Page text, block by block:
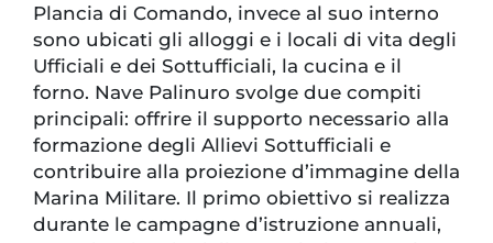
Plancia di Comando, invece al suo interno
sono ubicati gli alloggi e i locali di vita degli
Ufficiali e dei Sottufficiali, la cucina e il
forno. Nave Palinuro svolge due compiti
principali: offrire il supporto necessario alla
formazione degli Allievi Sottufficiali e
contribuire alla proiezione d’immagine della
Marina Militare. Il primo obiettivo si realizza
durante le campagne d’istruzione annuali,